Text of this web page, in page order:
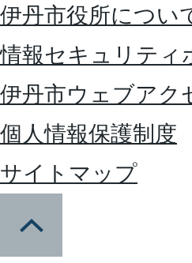
伊丹市役所につい
情報セキュリティ
伊丹市ウェブアク
個人情報保護制度
サイトマップ